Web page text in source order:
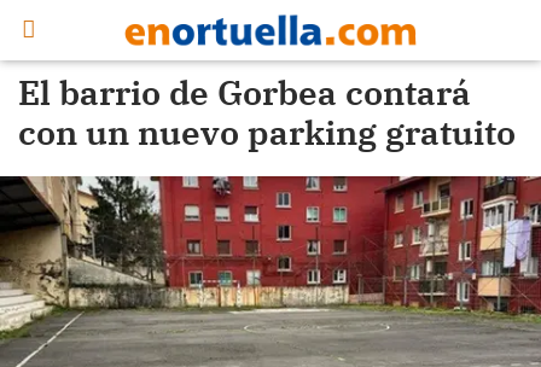
El barrio de Gorbea contará
con un nuevo parking gratuito